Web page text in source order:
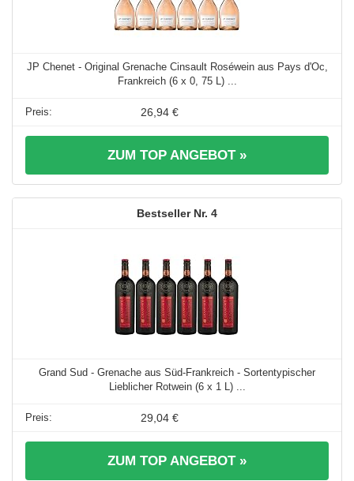
JP Chenet - Original Grenache Cinsault Roséwein aus Pays d'Oc,
Frankreich (6 x 0, 75 L) ...
26,94 €
ZUM TOP ANGEBOT »
4
Grand Sud - Grenache aus Süd-Frankreich - Sortentypischer
Lieblicher Rotwein (6 x 1 L) ...
29,04 €
ZUM TOP ANGEBOT »